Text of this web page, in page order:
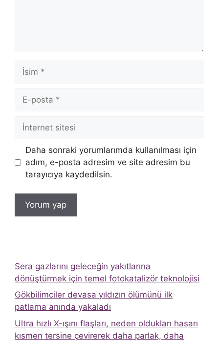
İsim
posta
İnternet
Daha sonraki yorumlarımda kullanılması için
adım, e-posta adresim ve site adresim bu
tarayıcıya kaydedilsin.
Sera gazlarını geleceğin yakıtlarına
dönüştürmek için temel fotokatalizör teknolojisi
Gökbilimciler devasa yıldızın ölümünü ilk
patlama anında yakaladı
Ultra hızlı X-ışını flaşları, neden oldukları hasarı
kısmen tersine çevirerek daha parlak, daha